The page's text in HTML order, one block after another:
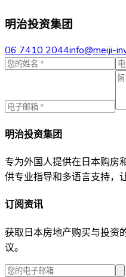
明治投资集团
06 7410 2044info@meiji-
明治投资集团
专为外国人提供在日本购房
供专业指导和多语言支持，
订阅资讯
获取日本房地产购买与投资
议。